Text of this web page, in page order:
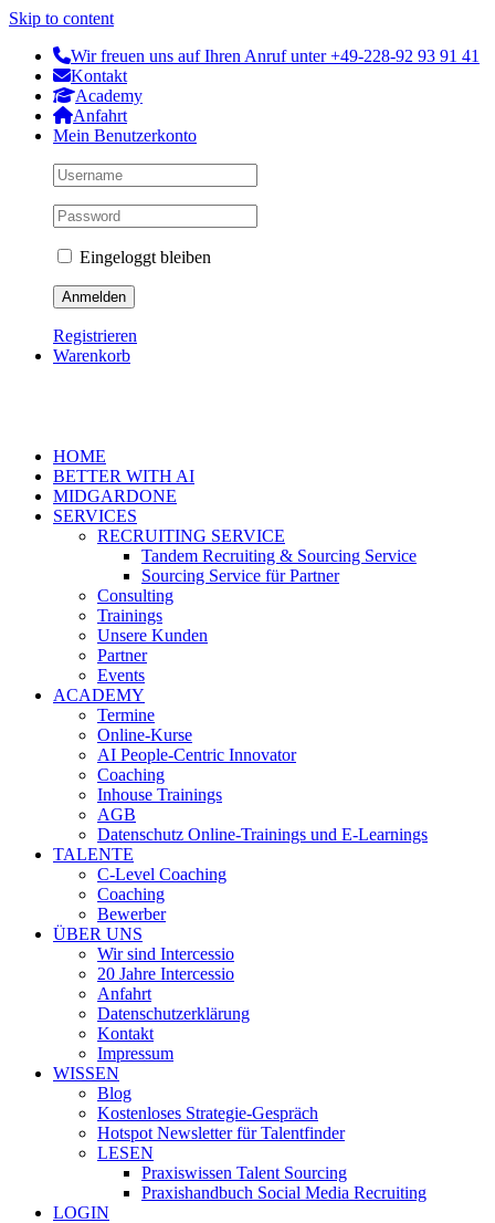
Skip to content
Wir freuen uns auf Ihren Anruf unter +49-228-92 93 91 41
Kontakt
Academy
Anfahrt
Mein Benutzerkonto
Eingeloggt bleiben
Registrieren
Warenkorb
HOME
BETTER WITH AI
MIDGARDONE
SERVICES
RECRUITING SERVICE
Tandem Recruiting & Sourcing Service
Sourcing Service für Partner
Consulting
Trainings
Unsere Kunden
Partner
Events
ACADEMY
Termine
Online-Kurse
AI People-Centric Innovator
Coaching
Inhouse Trainings
AGB
Datenschutz Online-Trainings und E-Learnings
TALENTE
C-Level Coaching
Coaching
Bewerber
ÜBER UNS
Wir sind Intercessio
20 Jahre Intercessio
Anfahrt
Datenschutzerklärung
Kontakt
Impressum
WISSEN
Blog
Kostenloses Strategie-Gespräch
Hotspot Newsletter für Talentfinder
LESEN
Praxiswissen Talent Sourcing
Praxishandbuch Social Media Recruiting
LOGIN